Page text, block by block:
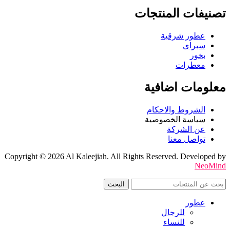
تصنيفات المنتجات
عطور شرقية
سبراى
بخور
معطرات
معلومات اضافية
الشروط والاحكام
سياسة الخصوصية
عن الشركة
تواصل معنا
Copyright © 2026 Al Kaleejiah. All Rights Reserved. Developed by
NeoMind
البحث
عطور
للرجال
للنساء